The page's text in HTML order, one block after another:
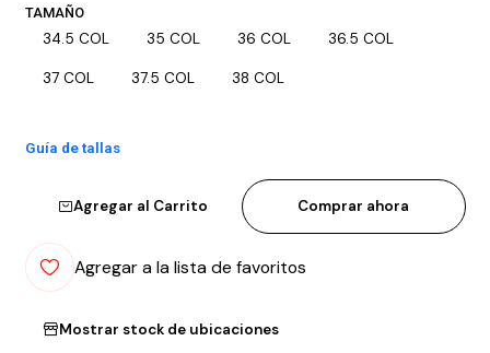
TAMAÑO
34.5 COL 35 COL 36 COL 36.5 COL
37 COL 37.5 COL 38 COL
Guía de tallas
Agregar al Carrito Comprar ahora
Agregar a la lista de favoritos
Mostrar stock de ubicaciones